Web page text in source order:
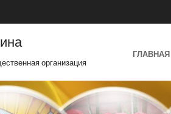
организация
SKIP TO CONTENT
ГЛАВНАЯ